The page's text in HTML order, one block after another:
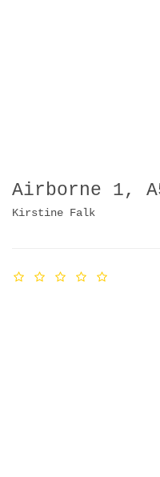
Airborne 1,
Kirstine Falk